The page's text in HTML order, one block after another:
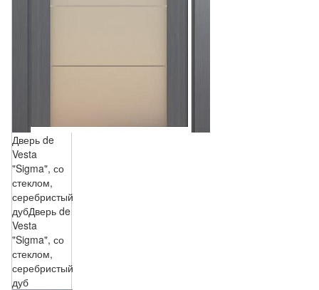
Дверь de
Vesta
"Sigma", со
стеклом,
серебристый
дубДверь de
Vesta
"Sigma", со
стеклом,
серебристый
дуб